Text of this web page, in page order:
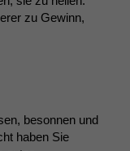
zu Gewinn,
besonnen und
haben Sie